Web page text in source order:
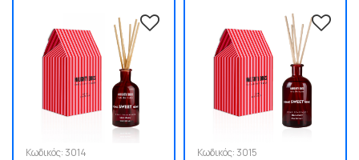
Κωδικός:3014 Κωδικός:3015